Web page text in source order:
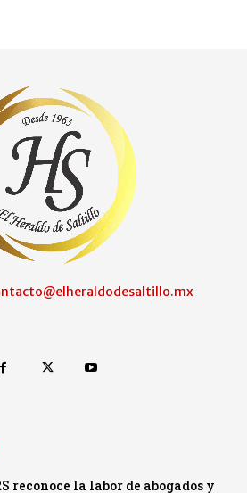
reconoce la labor de abogados y